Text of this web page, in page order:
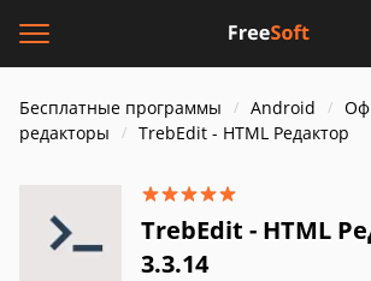
Бесплатные программы Android
редакторы
TrebEdit - HTML Pедактор
TrebEdit - HTML
3.3.14